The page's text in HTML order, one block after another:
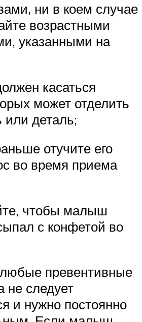
ни в коем случае
возрастными
указанными на
касаться
может отделить
или деталь;
отучите его
во время приема
чтобы малыш
с конфетой во
превентивные
не следует
и нужно постоянно